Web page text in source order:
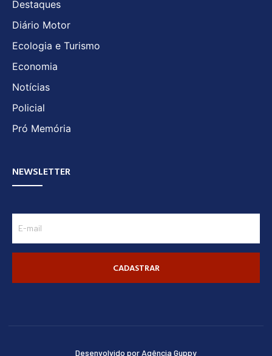
Destaques
Diário Motor
Ecologia e Turismo
Economia
Notícias
Policial
Pró Memória
NEWSLETTER
CADASTRAR
Desenvolvido por Agência Guppy